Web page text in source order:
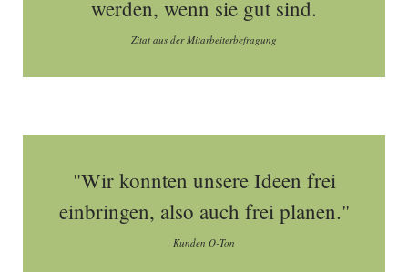
werden, wenn sie gut sind.
Zitat aus der Mitarbeiterbefragung
"Wir konnten unsere Ideen frei
einbringen, also auch frei planen."
Kunden O-Ton